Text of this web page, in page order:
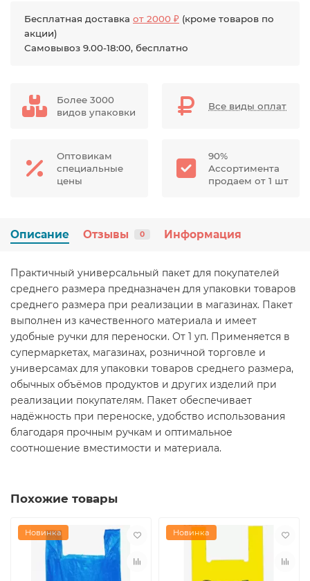
Бесплатная доставка от 2000 ₽ (кроме товаров по
акции)
Самовывоз 9.00-18:00, бесплатно
Более 3000
видов упаковки
Все виды оплат
Оптовикам
специальные
цены
90%
Ассортимента
продаем от 1 шт
Описание Отзывы 0 Информация
Практичный универсальный пакет для покупателей
среднего размера предназначен для упаковки товаров
среднего размера при реализации в магазинах. Пакет
выполнен из качественного материала и имеет
удобные ручки для переноски. От 1 уп. Применяется в
супермаркетах, магазинах, розничной торговле и
универсамах для упаковки товаров среднего размера,
обычных объёмов продуктов и других изделий при
реализации покупателям. Пакет обеспечивает
надёжность при переноске, удобство использования
благодаря прочным ручкам и оптимальное
соотношение вместимости и материала.
Похожие товары
Новинка Новинка